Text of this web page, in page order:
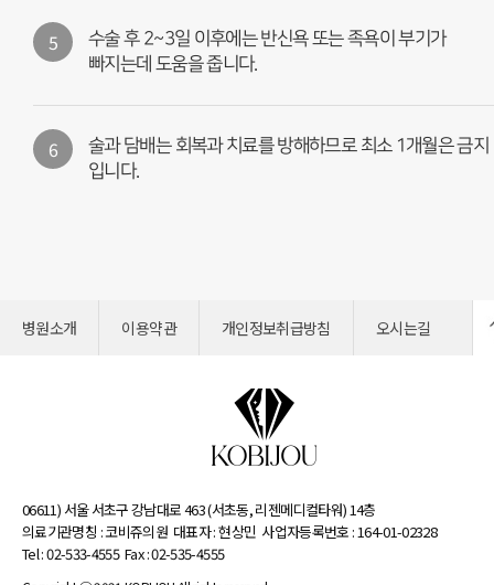
5
수술 후 2~3일 이후에는 반신욕 또는 족욕이 부기가
빠지는데 도움을 줍니다.
6
술과 담배는 회복과 치료를 방해하므로 최소 1개월은 금지
입니다.
병원소개 이용약관 개인정보취급방침 오시는길
06611) 서울 서초구 강남대로 463 (서초동, 리젠메디컬타워) 14층
의료기관명칭 : 코비쥬의원 대표자 : 현상민 사업자등록번호 : 164-01-02328
Tel : 02-533-4555 Fax : 02-535-4555